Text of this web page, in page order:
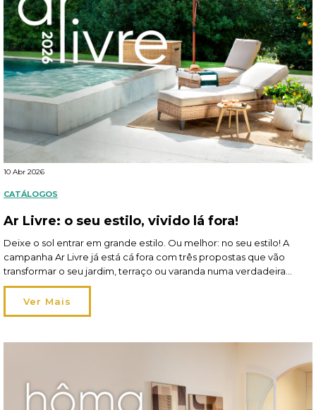
10 Abr 2026
CATÁLOGOS
Ar Livre: o seu estilo, vivido lá fora!
Deixe o sol entrar em grande estilo. Ou melhor: no seu estilo! A
campanha Ar Livre já está cá fora com três propostas que vão
transformar o seu jardim, terraço ou varanda numa verdadeira
extensão de si. Em 2026, viver o exterior ganha um novo
significado: os espaços tornam-se mais flexíveis, acompanham os
seus momentos […]
Ver Mais